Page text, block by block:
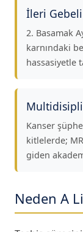
İleri
2. Basamak
karnındaki
hassasiyetle
Kanser
kitlelerde;
giden
Neden A